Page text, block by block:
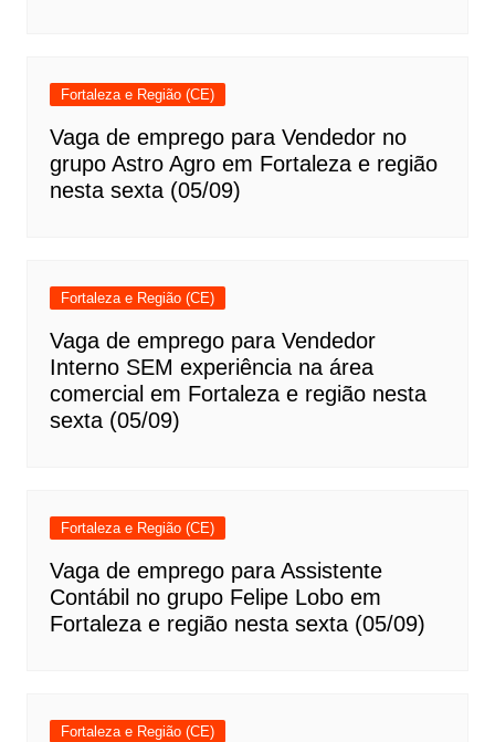
Fortaleza e Região (CE)
Vaga de emprego para Vendedor no
grupo Astro Agro em Fortaleza e região
nesta sexta (05/09)
Fortaleza e Região (CE)
Vaga de emprego para Vendedor
Interno SEM experiência na área
comercial em Fortaleza e região nesta
sexta (05/09)
Fortaleza e Região (CE)
Vaga de emprego para Assistente
Contábil no grupo Felipe Lobo em
Fortaleza e região nesta sexta (05/09)
Fortaleza e Região (CE)